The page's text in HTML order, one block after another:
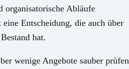
organisatorische Abläufe
eine Entscheidung, die auch über
hat.
wenige Angebote sauber prüfen